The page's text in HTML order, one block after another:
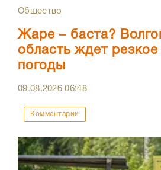
Общество
Жаре – баста?
область ждет
погоды
09.08.202606:48
Комментарии